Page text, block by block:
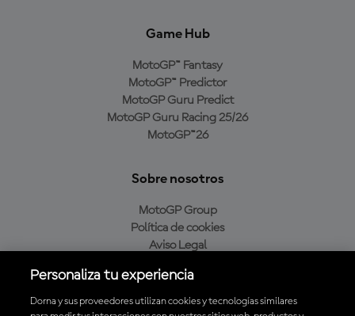
Game Hub
MotoGP™ Fantasy
MotoGP™ Predictor
MotoGP Guru Predict
MotoGP Guru Racing 25/26
MotoGP™26
Sobre nosotros
MotoGP Group
Política de cookies
Aviso Legal
Política de compra
Personaliza tu experiencia
Dorna y sus proveedores utilizan cookies y tecnologías similares